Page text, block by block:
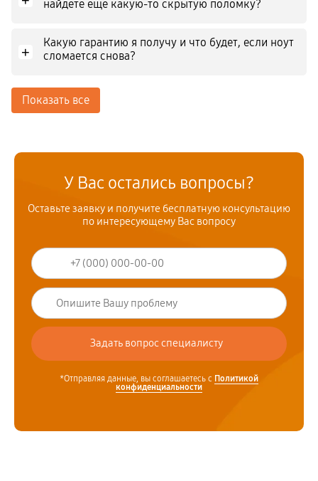
найдете еще какую-то скрытую поломку?
+
Какую гарантию я получу и что будет, если ноут
сломается снова?
Показать все
У Вас остались вопросы?
Оставьте заявку и получите бесплатную консультацию
по интересующему Вас вопросу
*Отправляя данные, вы соглашаетесь с Политикой
конфиденциальности